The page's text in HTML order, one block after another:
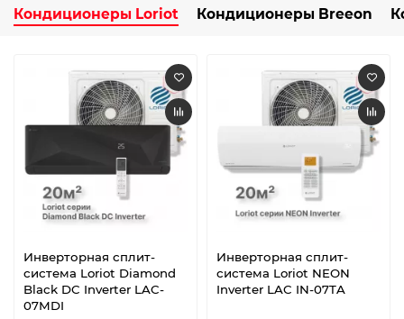
Кондиционеры Loriot Кондиционеры Breeon
Инверторная сплит-
система Loriot Diamond
Black DC Inverter LAC-
07MDI
Инверторная сплит-
система Loriot NEON
Inverter LAC IN-07TA